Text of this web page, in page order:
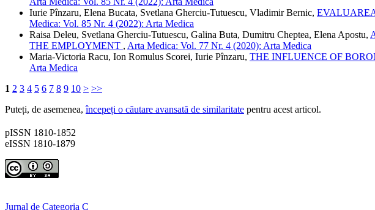
Iurie Pînzaru, Elena Bucata, Svetlana Gherciu-Tutuescu, Vladimir Bernic,
Medica: Vol. 85 Nr. 4 (2022): Arta Medica
Raisa Deleu, Svetlana Gherciu-Tutuescu, Galina Buta, Dumitru Cheptea, Elena Apostu,
THE EMPLOYMENT , Arta Medica: Vol. 77 Nr. 4 (2020): Arta Medica
Maria-Victoria Racu, Ion Romulus Scorei, Iurie Pînzaru, THE INFLUENCE OF
Arta Medica
1 2 3 4 5 6 7 8 9 10 > >>
Puteți, de asemenea,începeți o căutare avansată de similaritate pentru acest articol.
pISSN 1810-1852
eISSN 1810-1879
Jurnal de Categoria C